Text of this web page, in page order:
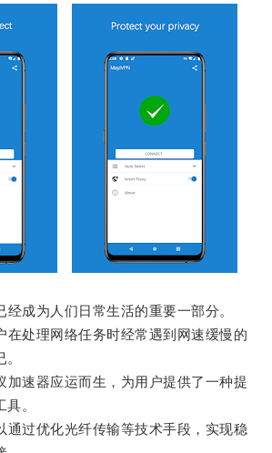
成为人们日常生活的重要一部分。
处理网络任务时经常遇到网速缓慢的
速器应运而生，为用户提供了一种提
。
过优化光纤传输等技术手段，实现稳